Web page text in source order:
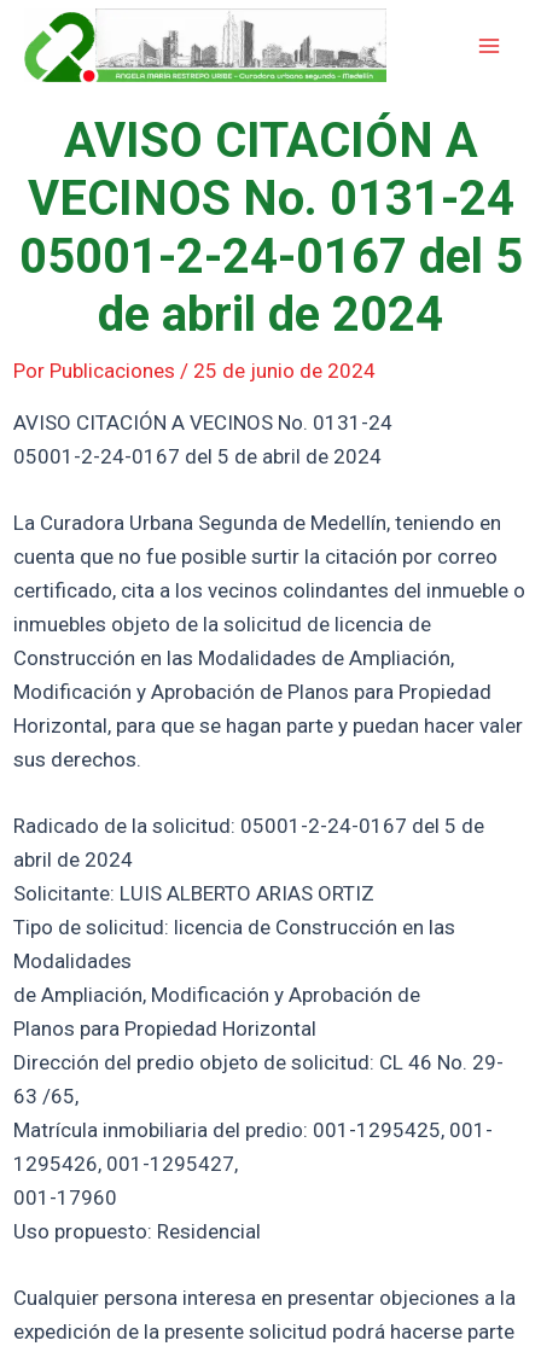
contenido
AVISO CITACIÓN A
VECINOS No. 0131-24
05001-2-24-0167 del 5
de abril de 2024
Por Publicaciones / 25 de junio de 2024
AVISO CITACIÓN A VECINOS No. 0131-24
05001-2-24-0167 del 5 de abril de 2024
La Curadora Urbana Segunda de Medellín, teniendo en
cuenta que no fue posible surtir la citación por correo
certificado, cita a los vecinos colindantes del inmueble o
inmuebles objeto de la solicitud de licencia de
Construcción en las Modalidades de Ampliación,
Modificación y Aprobación de Planos para Propiedad
Horizontal, para que se hagan parte y puedan hacer valer
sus derechos.
Radicado de la solicitud: 05001-2-24-0167 del 5 de
abril de 2024
Solicitante: LUIS ALBERTO ARIAS ORTIZ
Tipo de solicitud: licencia de Construcción en las
Modalidades
de Ampliación, Modificación y Aprobación de
Planos para Propiedad Horizontal
Dirección del predio objeto de solicitud: CL 46 No. 29-
63 /65,
Matrícula inmobiliaria del predio: 001-1295425, 001-
1295426, 001-1295427,
001-17960
Uso propuesto: Residencial
Cualquier persona interesa en presentar objeciones a la
expedición de la presente solicitud podrá hacerse parte